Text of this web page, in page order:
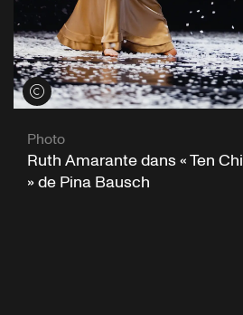
Voir les crédits
Photo
Ruth Amarante dans « Ten Chi
» de Pina Bausch